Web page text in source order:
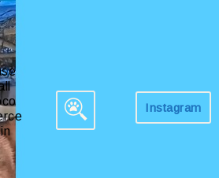
Search
InstagramGet